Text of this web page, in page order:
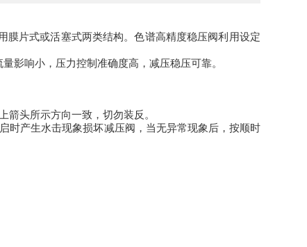
片式或活塞式两类结构。色谱高精度稳压阀利用设定
影响小，压力控制准确度高，减压稳压可靠。
头所示方向一致，切勿装反。
时产生水击现象损坏减压阀，当无异常现象后，按顺时